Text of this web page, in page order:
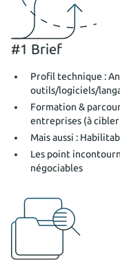
#1 Brief
Profil technique :
outils/logiciels/
Formation &
entreprises (à
Mais aussi :
Les point
négociables